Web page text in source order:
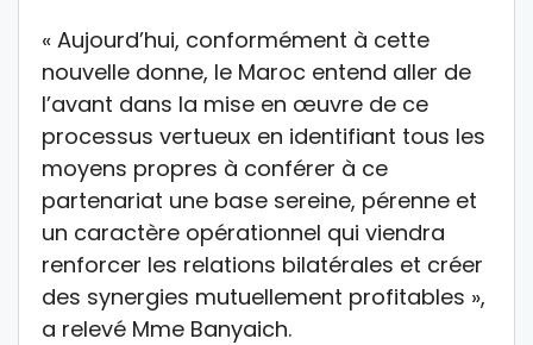
« Aujourd’hui, conformément à cette
nouvelle donne, le Maroc entend aller de
l’avant dans la mise en œuvre de ce
processus vertueux en identifiant tous les
moyens propres à conférer à ce
partenariat une base sereine, pérenne et
un caractère opérationnel qui viendra
renforcer les relations bilatérales et créer
des synergies mutuellement profitables »,
a relevé Mme Banyaich.